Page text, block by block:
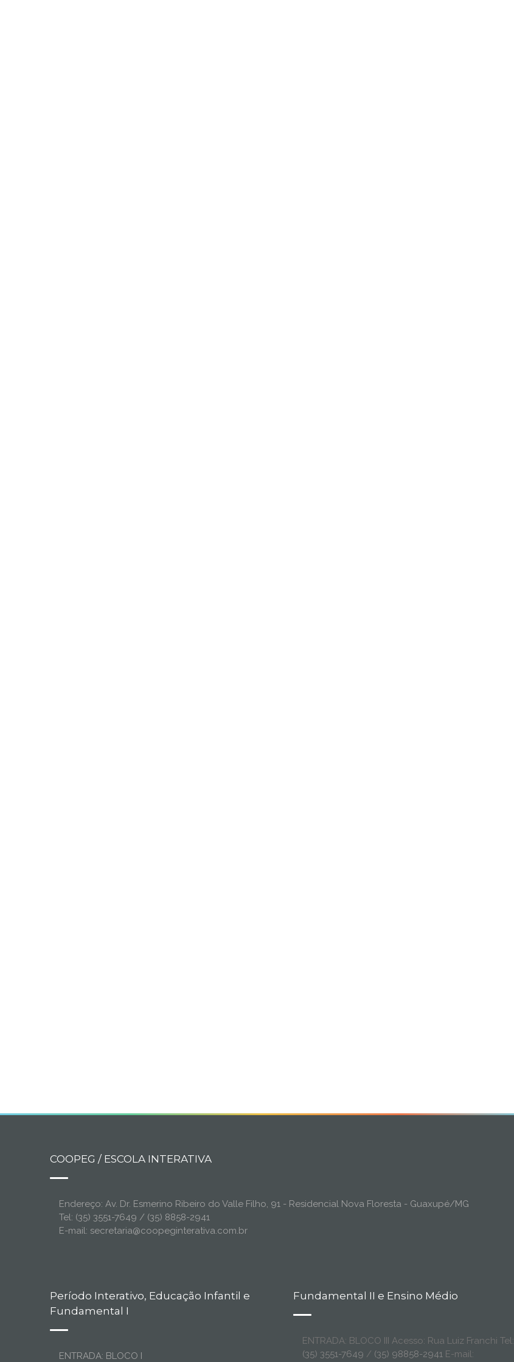
COOPEG / ESCOLA INTERATIVA
Endereço: Av. Dr. Esmerino Ribeiro do Valle Filho, 91 - Residencial Nova Floresta - Guaxupé/MG
Tel: (35) 3551-7649 / (35) 8858-2941
E-mail: secretaria@coopeginterativa.com.br
Período Interativo, Educação Infantil e
Fundamental I
ENTRADA: BLOCO I
Fundamental II e Ensino Médio
ENTRADA: BLOCO III Acesso: Rua Luiz Franchi Tel:
(35) 3551-7649 / (35) 98858-2941E-mail: